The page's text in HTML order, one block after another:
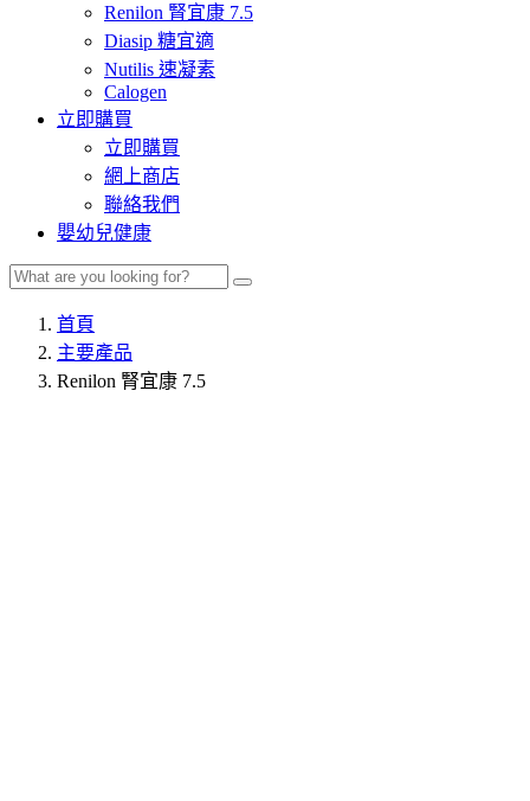
Renilon 腎宜康 7.5
Diasip 糖宜適
Nutilis 速凝素
Calogen
立即購買
立即購買
網上商店
聯絡我們
嬰幼兒健康
首頁
主要產品
Renilon 腎宜康 7.5